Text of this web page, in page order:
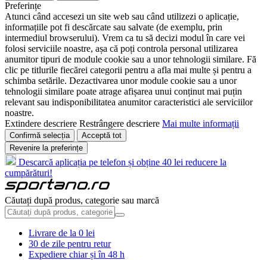
Preferințe
Atunci când accesezi un site web sau când utilizezi o aplicație,
informațiile pot fi descărcate sau salvate (de exemplu, prin
intermediul browserului). Vrem ca tu să decizi modul în care vei
folosi serviciile noastre, așa că poți controla personal utilizarea
anumitor tipuri de module cookie sau a unor tehnologii similare. Fă
clic pe titlurile fiecărei categorii pentru a afla mai multe și pentru a
schimba setările. Dezactivarea unor module cookie sau a unor
tehnologii similare poate atrage afișarea unui conținut mai puțin
relevant sau indisponibilitatea anumitor caracteristici ale serviciilor
noastre.
Extindere descriere Restrângere descriere Mai multe informații
Confirmă selecția
Acceptă tot
Revenire la preferințe
Descarcă aplicația pe telefon și obține 40 lei reducere la
cumpărături!
Căutați după produs, categorie sau marcă
Livrare de la 0 lei
30 de zile pentru retur
Expediere chiar și în 48 h